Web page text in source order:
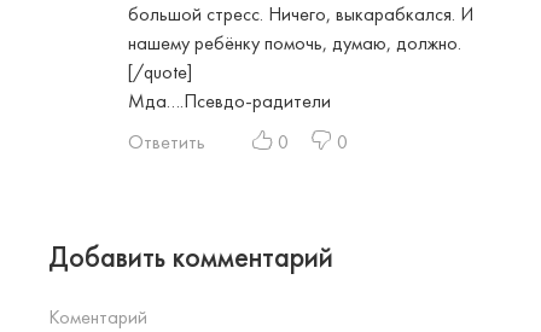
большой стресс. Ничего, выкарабкался. И
нашему ребёнку помочь, думаю, должно.
[/quote]
Мда….Псевдо-радители
Ответить
0 0
Добавить комментарий
Коментарий